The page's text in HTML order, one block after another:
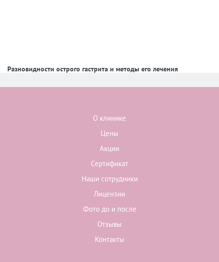
Разновидности острого гастрита и методы его лечения
О клинике
Цены
Акции
Сертификат
Наши сотрудники
Лицензии
Фото до и после
Отзывы
Контакты